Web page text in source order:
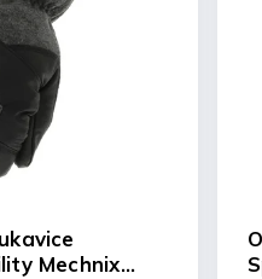
Mechnix